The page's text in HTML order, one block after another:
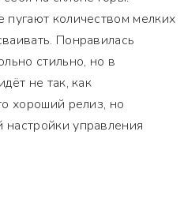
количеством мелких
Понравилась
стильно, но в
не так, как
хороший релиз, но
настройки управления